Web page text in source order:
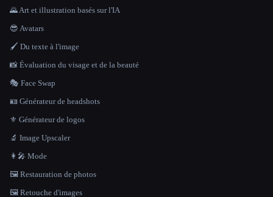
🌄 Art et illustration basés sur l'IA
😎 Avatars
🖌️ Du texte à l'image
📸 Évaluation du visage et de la beauté
🎭 Face Swap
🪪 Générateur de headshots
⚜️ Générateur de logos
🔬 Image Upscaler
👩‍🎤 Mode
🖼️ Restauration de photos
🖼️ Retouche d'images